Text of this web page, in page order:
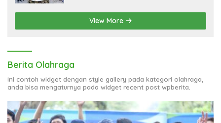
View More
Berita Olahraga
Ini contoh widget dengan style gallery pada kategori olahraga,
anda bisa mengaturnya pada widget recent post wpberita.